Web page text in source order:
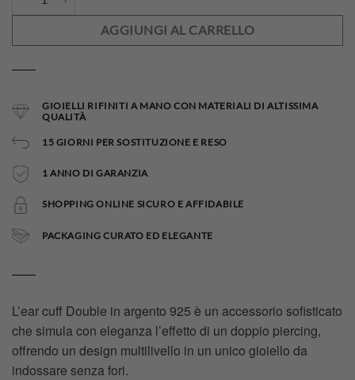
AGGIUNGI AL CARRELLO
GIOIELLI RIFINITI A MANO CON MATERIALI DI ALTISSIMA
QUALITÀ
15 GIORNI PER SOSTITUZIONE E RESO
1 ANNO DI GARANZIA
SHOPPING ONLINE SICURO E AFFIDABILE
PACKAGING CURATO ED ELEGANTE
L’ear cuff Double in argento 925 è un accessorio sofisticato
che simula con eleganza l’effetto di un doppio piercing,
offrendo un design multilivello in un unico gioiello da
indossare senza fori.